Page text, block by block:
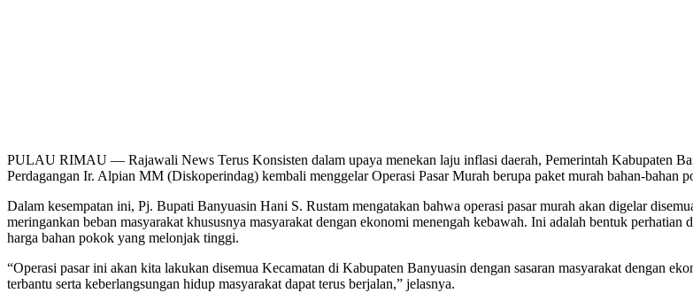
PULAU RIMAU — Rajawali News Terus Konsisten dalam upaya menekan laju inflasi daerah, Pemerintah Kabupaten
Perdagangan Ir. Alpian MM (Diskoperindag) kembali menggelar Operasi Pasar Murah berupa paket murah bahan-
Dalam kesempatan ini, Pj. Bupati Banyuasin Hani S. Rustam mengatakan bahwa operasi pasar murah akan digelar
meringankan beban masyarakat khususnya masyarakat dengan ekonomi menengah kebawah. Ini adalah bentuk
harga bahan pokok yang melonjak tinggi.
“Operasi pasar ini akan kita lakukan disemua Kecamatan di Kabupaten Banyuasin dengan sasaran masyarakat dengan
terbantu serta keberlangsungan hidup masyarakat dapat terus berjalan,” jelasnya.